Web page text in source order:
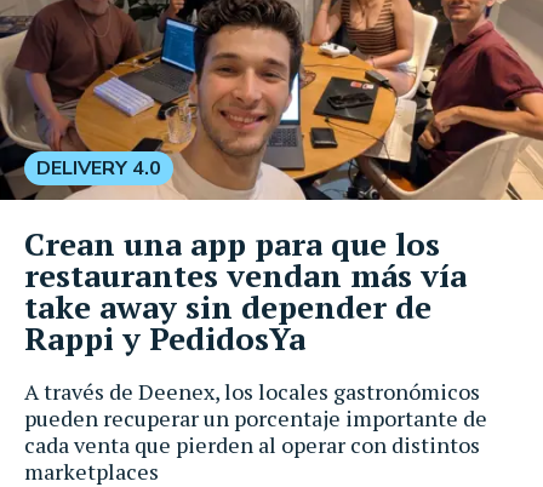
A través de Deenex, los locales gastronómicos
pueden recuperar un porcentaje importante de
cada venta que pierden al operar con distintos
marketplaces
DELIVERY 4.0
Crean una app para que los
restaurantes vendan más vía
take away sin depender de
Rappi y PedidosYa